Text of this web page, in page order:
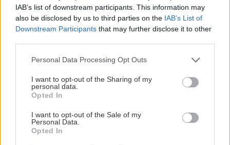
IAB’s list of downstream participants. This information may
also be disclosed by us to third parties on the IAB’s List of
Downstream Participants that may further disclose it to other
Please note that this website/app uses one or more Google
not limited to your visit or usage behaviour. You may click to
grant or deny consent to Google and its third-party tags to
use your data for below specified purposes in below Google
consent section.
Personal Data Processing Opt Outs
I want to opt-out of the Sharing of my
personal data.
Opted In
I want to opt-out of the Sale of my
Personal Data.
Opted In
Να ξενυχτήσετε στην Αγία Μαρίνα